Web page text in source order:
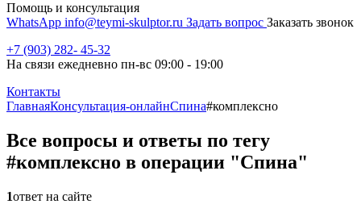
Помощь и консультация
WhatsApp info@teymi-skulptor.ru Задать вопрос Заказать звонок
+7 (903) 282- 45-32
На связи ежедневно пн-вс 09:00 - 19:00
Контакты
ГлавнаяКонсультация-онлайнСпина#комплексно
Все вопросы и ответы по тегу
#комплексно в операции "Спина"
1ответ на сайте